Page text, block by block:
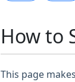
How to
This page